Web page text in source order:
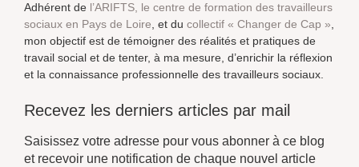
Adhérent de l’ARIFTS, le centre de formation des travailleurs
sociaux en Pays de Loire, et du collectif « Changer de Cap »,
mon objectif est de témoigner des réalités et pratiques de
travail social et de tenter, à ma mesure, d’enrichir la réflexion
et la connaissance professionnelle des travailleurs sociaux.
Recevez les derniers articles par mail
Saisissez votre adresse pour vous abonner à ce blog
et recevoir une notification de chaque nouvel article